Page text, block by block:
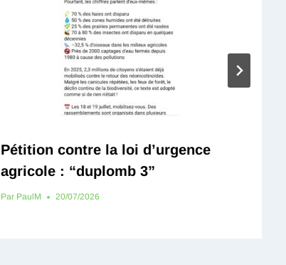
Pétition contre la loi d’urgence
agricole : “duplomb 3”
Par PaulM 20/07/2026